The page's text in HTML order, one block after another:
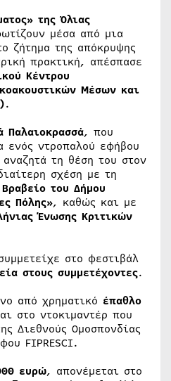
της Όλιας
μέσα από μια
ζήτημα της απόκρυψης
πρακτική, απέσπασε
Κέντρου
Μέσων και
.
Παλαιοκρασσά, που
ενός ντροπαλού εφήβου
τη θέση του στον
σχέση με τη
Βραβείο του Δήμου
Πόλης», καθώς και με
Ένωσης Κριτικών
στο φεστιβάλ
στους συμμετέχοντες.
από χρηματικό έπαθλο
στο ντοκιμαντέρ που
Διεθνούς Ομοσπονδίας
FIPRESCI.
ευρώ, απονέμεται στο